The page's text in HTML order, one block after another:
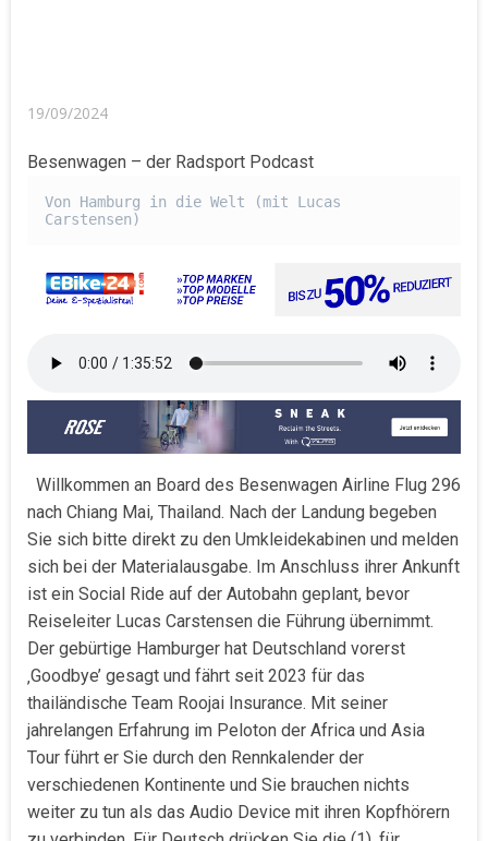
19/09/2024
Besenwagen – der Radsport Podcast
Von Hamburg in die Welt (mit Lucas
Carstensen)
Willkommen an Board des Besenwagen Airline Flug 296
nach Chiang Mai, Thailand. Nach der Landung begeben
Sie sich bitte direkt zu den Umkleidekabinen und melden
sich bei der Materialausgabe. Im Anschluss ihrer Ankunft
ist ein Social Ride auf der Autobahn geplant, bevor
Reiseleiter Lucas Carstensen die Führung übernimmt.
Der gebürtige Hamburger hat Deutschland vorerst
‚Goodbye’ gesagt und fährt seit 2023 für das
thailändische Team Roojai Insurance. Mit seiner
jahrelangen Erfahrung im Peloton der Africa und Asia
Tour führt er Sie durch den Rennkalender der
verschiedenen Kontinente und Sie brauchen nichts
weiter zu tun als das Audio Device mit ihren Kopfhörern